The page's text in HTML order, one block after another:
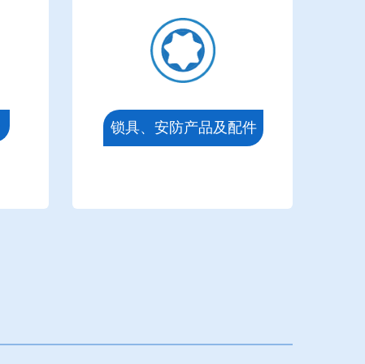
锁具、安防产品及配件